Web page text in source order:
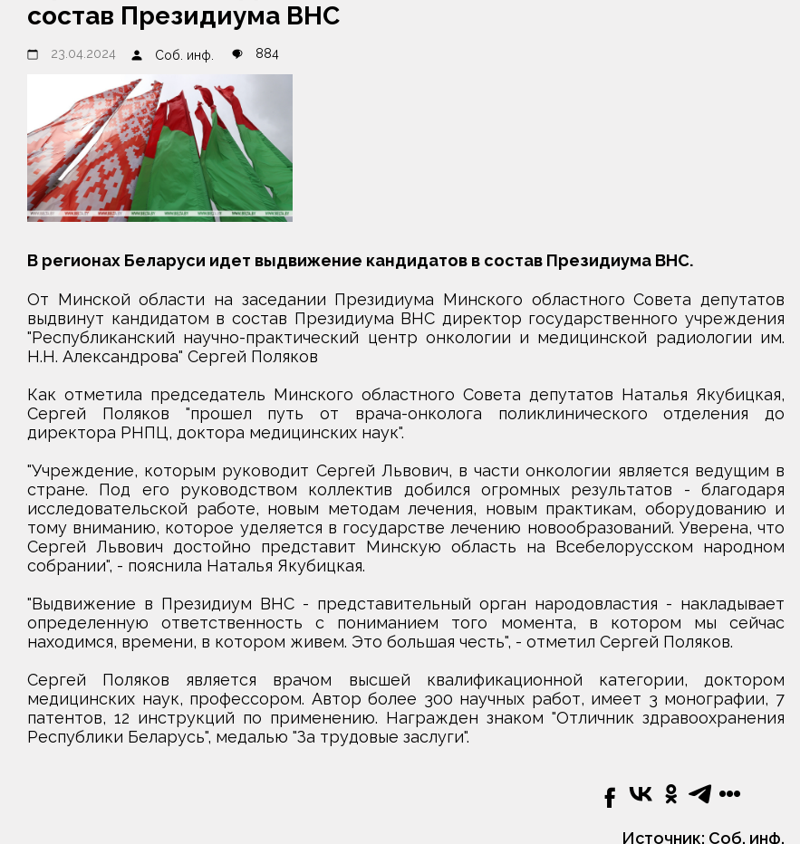
состав Президиума ВНС
23.04.2024 Соб. инф. 884
В регионах Беларуси идет выдвижение кандидатов в состав Президиума ВНС.
От Минской области на заседании Президиума Минского областного Совета депутатов
выдвинут кандидатом в состав Президиума ВНС директор государственного учреждения
"Республиканский научно-практический центр онкологии и медицинской радиологии им.
Н.Н. Александрова" Сергей Поляков
Как отметила председатель Минского областного Совета депутатов Наталья Якубицкая,
Сергей Поляков "прошел путь от врача-онколога поликлинического отделения до
директора РНПЦ, доктора медицинских наук".
"Учреждение, которым руководит Сергей Львович, в части онкологии является ведущим в
стране. Под его руководством коллектив добился огромных результатов - благодаря
исследовательской работе, новым методам лечения, новым практикам, оборудованию и
тому вниманию, которое уделяется в государстве лечению новообразований. Уверена, что
Сергей Львович достойно представит Минскую область на Всебелорусском народном
собрании", - пояснила Наталья Якубицкая.
"Выдвижение в Президиум ВНС - представительный орган народовластия - накладывает
определенную ответственность с пониманием того момента, в котором мы сейчас
находимся, времени, в котором живем. Это большая честь", - отметил Сергей Поляков.
Сергей Поляков является врачом высшей квалификационной категории, доктором
медицинских наук, профессором. Автор более 300 научных работ, имеет 3 монографии, 7
патентов, 12 инструкций по применению. Награжден знаком "Отличник здравоохранения
Республики Беларусь", медалью "За трудовые заслуги".
Источник: Соб. инф.